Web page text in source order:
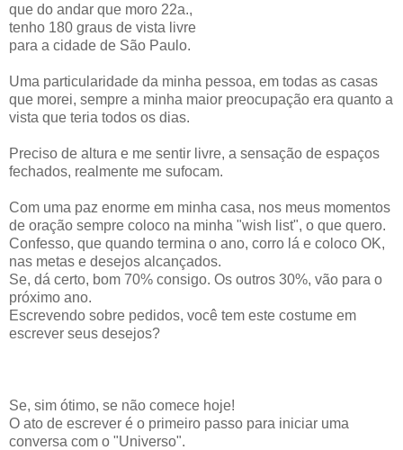
que do andar que moro 22a.,
tenho 180 graus de vista livre
para a cidade de São Paulo.
Uma particularidade da minha pessoa, em todas as casas
que morei, sempre a minha maior preocupação era quanto a
vista que teria todos os dias.
Preciso de altura e me sentir livre, a sensação de espaços
fechados, realmente me sufocam.
Com uma paz enorme em minha casa, nos meus momentos
de oração sempre coloco na minha "wish list", o que quero.
Confesso, que quando termina o ano, corro lá e coloco OK,
nas metas e desejos alcançados.
Se, dá certo, bom 70% consigo. Os outros 30%, vão para o
próximo ano.
Escrevendo sobre pedidos, você tem este costume em
escrever seus desejos?
Se, sim ótimo, se não comece hoje!
O ato de escrever é o primeiro passo para iniciar uma
conversa com o "Universo".